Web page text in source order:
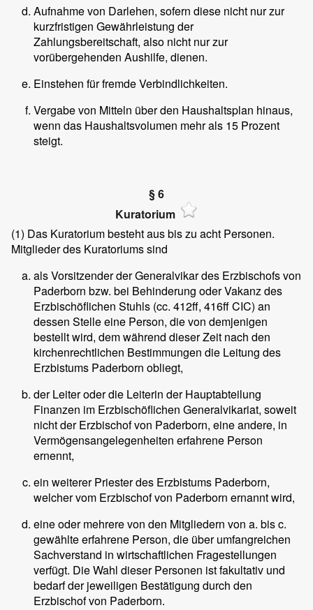
Aufnahme von Darlehen, sofern diese nicht nur zur
kurzfristigen Gewährleistung der
Zahlungsbereitschaft, also nicht nur zur
vorübergehenden Aushilfe, dienen.
Einstehen für fremde Verbindlichkeiten.
Vergabe von Mitteln über den Haushaltsplan hinaus,
wenn das Haushaltsvolumen mehr als 15 Prozent
steigt.
§ 6
Kuratorium
(1) Das Kuratorium besteht aus bis zu acht Personen.
Mitglieder des Kuratoriums sind
als Vorsitzender der Generalvikar des Erzbischofs von
Paderborn bzw. bei Behinderung oder Vakanz des
Erzbischöflichen Stuhls (cc. 412ff, 416ff CIC) an
dessen Stelle eine Person, die von demjenigen
bestellt wird, dem während dieser Zeit nach den
kirchenrechtlichen Bestimmungen die Leitung des
Erzbistums Paderborn obliegt,
der Leiter oder die Leiterin der Hauptabteilung
Finanzen im Erzbischöflichen Generalvikariat, soweit
nicht der Erzbischof von Paderborn, eine andere, in
Vermögensangelegenheiten erfahrene Person
ernennt,
ein weiterer Priester des Erzbistums Paderborn,
welcher vom Erzbischof von Paderborn ernannt wird,
eine oder mehrere von den Mitgliedern von a. bis c.
gewählte erfahrene Person, die über umfangreichen
Sachverstand in wirtschaftlichen Fragestellungen
verfügt. Die Wahl dieser Personen ist fakultativ und
bedarf der jeweiligen Bestätigung durch den
Erzbischof von Paderborn.